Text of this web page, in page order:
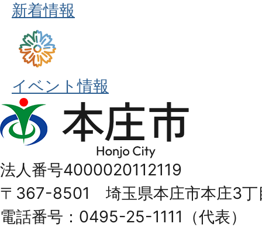
新着情報
イベント情報
本
庄
Honjo
City
法人番号4000020112119
〒367-8501 埼玉県本庄市本庄3丁
電話番号：0495-25-1111（代表）